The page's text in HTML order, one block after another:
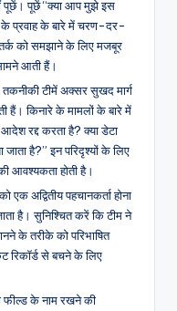
पूछें। पूछें “क्या आप मुझे इस
प्रवाह के बारे में चरण-दर-
को समझाने के लिए मजबूर
आती हैं।
तकनीकी टीमें अक्सर सुखद मार्ग
हैं। किनारे के मामलों के बारे में
रद्द करता है? क्या डेटा
जाता है?” इन परिदृश्यों के लिए
आवश्यकता होती है।
एक अद्वितीय पहचानकर्ता होना
है। सुनिश्चित करें कि टीम ने
के तरीके को परिभाषित
रिकॉर्ड से बचने के लिए
के नाम रखने की